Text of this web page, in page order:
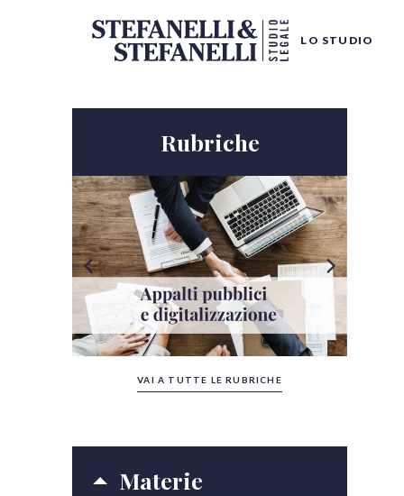
LO STUDIO
Tutte le categorie
Rubriche
VAI A TUTTE LE RUBRICHE
Materie